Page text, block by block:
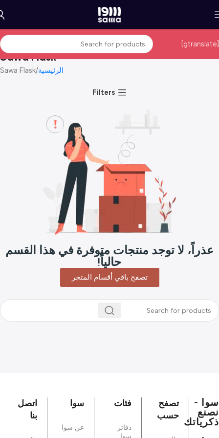
Sawa Flask
الرئيسية Sawa Flask
Filters
عذراً، لا توجد منتجات متوفرة في هذا القسم
حالياً!
تصفح باقي أقسام المتجر
سوا -
نصنع
ذكرياتك
تصفح
حسب
فئات
دفاتر
سوا
سوا
عن سوا
اتصل
بنا